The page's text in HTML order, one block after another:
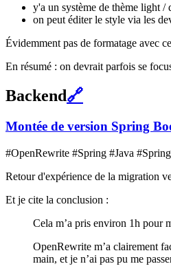
y'a un système de thème light /
on peut éditer le style via les
Évidemment pas de formatage avec
En résumé : on devrait parfois se
Backend🔗
Montée de version Spring
#OpenRewrite #Spring #Java
Retour d'expérience de la migration
Et je cite la conclusion :
Cela m’a pris environ 1h pour
OpenRewrite m’a clairement
main, et je n’ai pas pu me